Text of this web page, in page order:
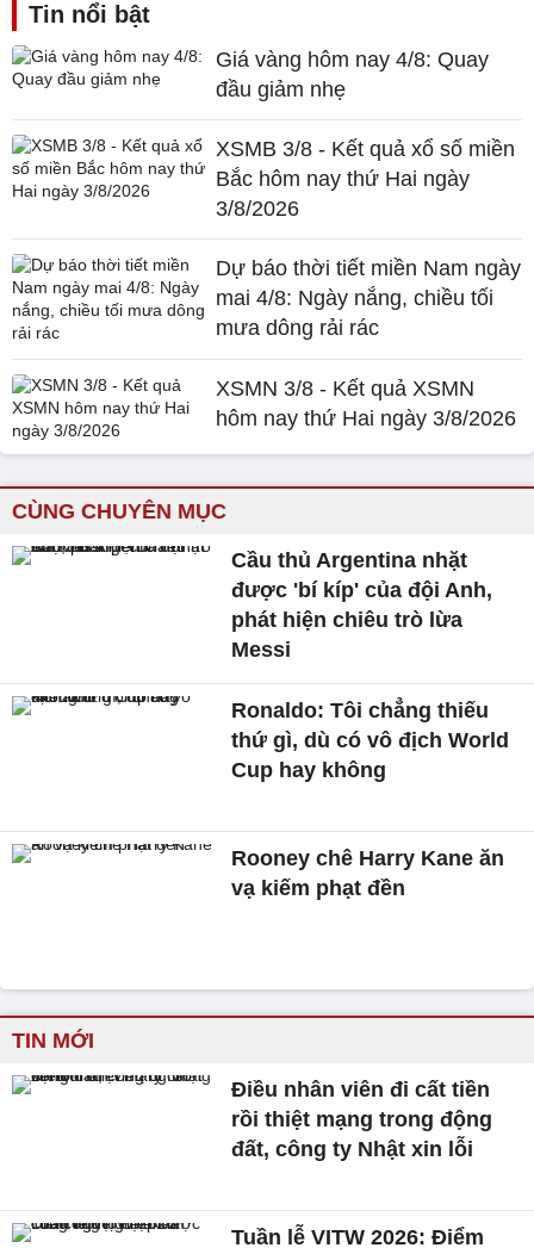
Tin nổi bật
Giá vàng hôm nay 4/8: Quay
đầu giảm nhẹ
XSMB 3/8 - Kết quả xổ số miền
Bắc hôm nay thứ Hai ngày
3/8/2026
Dự báo thời tiết miền Nam ngày
mai 4/8: Ngày nắng, chiều tối
mưa dông rải rác
XSMN 3/8 - Kết quả XSMN
hôm nay thứ Hai ngày 3/8/2026
CÙNG CHUYÊN MỤC
Cầu thủ Argentina nhặt
được 'bí kíp' của đội Anh,
phát hiện chiêu trò lừa
Messi
Ronaldo: Tôi chẳng thiếu
thứ gì, dù có vô địch World
Cup hay không
Rooney chê Harry Kane ăn
vạ kiếm phạt đền
TIN MỚI
Điều nhân viên đi cất tiền
rồi thiệt mạng trong động
đất, công ty Nhật xin lỗi
Tuần lễ VITW 2026: Điểm